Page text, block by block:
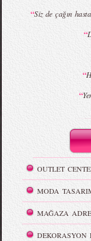
“Siz de çağın
“
“
“
OUTLET
MODA
MAĞAZA